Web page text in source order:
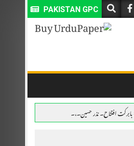
PAKISTAN GPC
افتتاح۔ نذر حسین۔،۔